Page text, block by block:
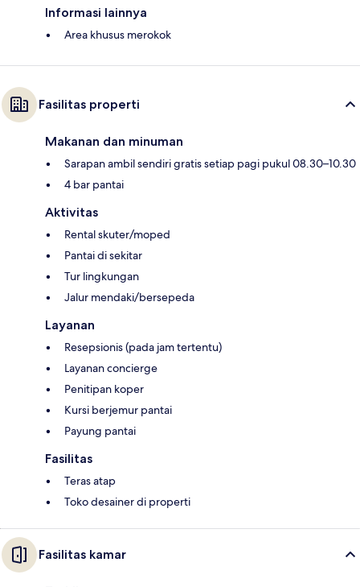
Informasi lainnya
Area khusus merokok
Fasilitas properti
Makanan dan minuman
Sarapan ambil sendiri gratis setiap pagi pukul 08.30–10.30
4 bar pantai
Aktivitas
Rental skuter/moped
Pantai di sekitar
Tur lingkungan
Jalur mendaki/bersepeda
Layanan
Resepsionis (pada jam tertentu)
Layanan concierge
Penitipan koper
Kursi berjemur pantai
Payung pantai
Fasilitas
Teras atap
Toko desainer di properti
Fasilitas kamar